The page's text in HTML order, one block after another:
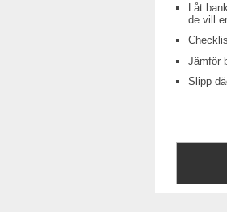
Låt
de vill
Jämför
Slipp